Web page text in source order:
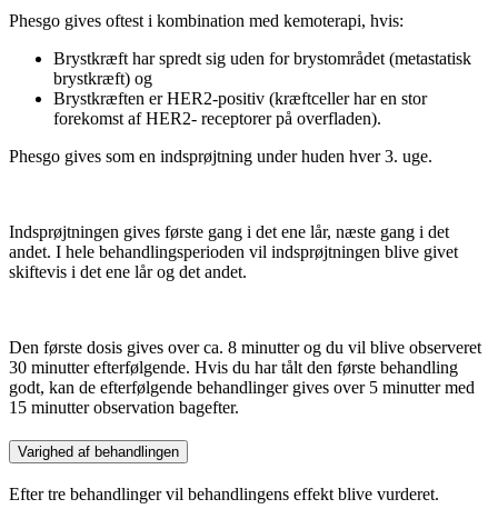
Phesgo gives oftest i kombination med kemoterapi, hvis:
Brystkræft har spredt sig uden for brystområdet (metastatisk
brystkræft) og
Brystkræften er HER2-positiv (kræftceller har en stor
forekomst af HER2- receptorer på overfladen).
Phesgo gives som en indsprøjtning under huden hver 3. uge.
Indsprøjtningen gives første gang i det ene lår, næste gang i det
andet. I hele behandlingsperioden vil indsprøjtningen blive givet
skiftevis i det ene lår og det andet.
Den første dosis gives over ca. 8 minutter og du vil blive observeret
30 minutter efterfølgende. Hvis du har tålt den første behandling
godt, kan de efterfølgende behandlinger gives over 5 minutter med
15 minutter observation bagefter.
Varighed af behandlingen
Efter tre behandlinger vil behandlingens effekt blive vurderet.